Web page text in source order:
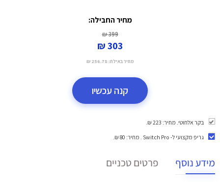
מחיר החבילה:
399 ₪
303 ₪
מחיר באילת: 256.78 ₪
קנה עכשיו
בקר אלחוטי. מחיר: 223 ₪.
גריפ מקצועי ל- Switch Pro
. מחיר: 80 ₪.
מידע נוסף פרטים טכניים